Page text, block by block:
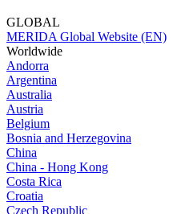
GLOBAL
MERIDA Global Website (EN)
Worldwide
Andorra
Argentina
Australia
Austria
Belgium
Bosnia and Herzegovina
China
China - Hong Kong
Costa Rica
Croatia
Czech Republic